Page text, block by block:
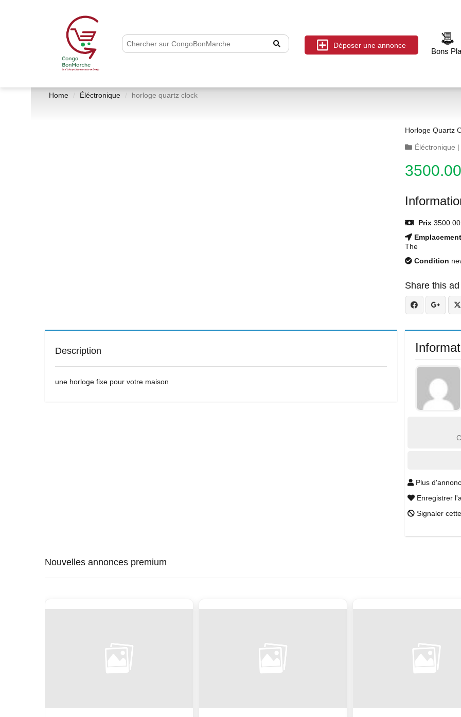
Déposer une annonce
Bons
Home Éléctronique horloge quartz clock
Horloge Quartz
Éléctronique |
3500.00
Prix 3500.00
Emplacement
The
Condition
Share this ad
Description
une horloge fixe pour votre maison
Plus
Enregistrer
Signaler
Nouvelles annonces premium